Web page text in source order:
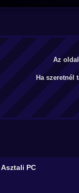
Az
Ha szeretnél
Asztali PC